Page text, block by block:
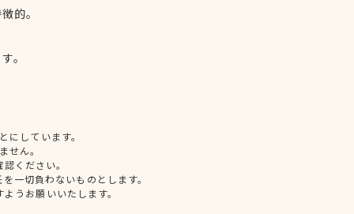
的。
。
しています。
せん。
ください。
一切負わないものとします。
うお願いいたします。